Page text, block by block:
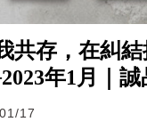
共存，在糾結
年1月｜
17